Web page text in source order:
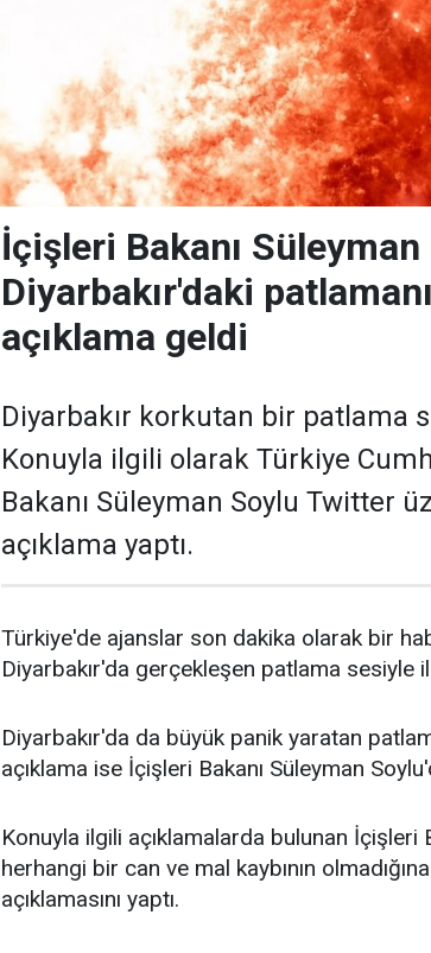
İçişleri Bakanı
Diyarbakır'daki
açıklama geldi
Diyarbakır korkutan bir patlama
Konuyla ilgili olarak Türkiye
Bakanı Süleyman Soylu Twitter
açıklama yaptı.
Türkiye'de ajanslar son dakika olarak bir
Diyarbakır'da gerçekleşen patlama sesiyle
Diyarbakır'da da büyük panik yaratan
açıklama ise İçişleri Bakanı Süleyman
Konuyla ilgili açıklamalarda bulunan İçişleri
herhangi bir can ve mal kaybının
açıklamasını yaptı.